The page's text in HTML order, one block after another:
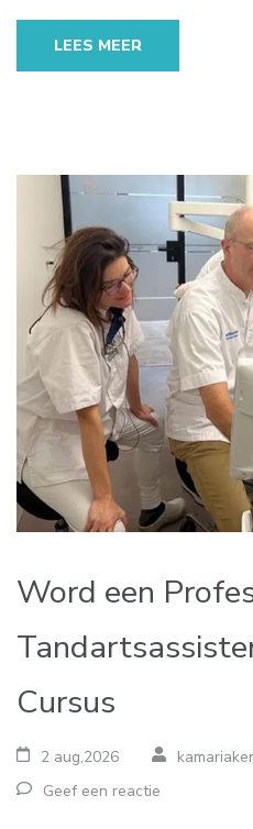
LEES MEER
Word een
Cursus
2 aug,2026
Geef een reactie